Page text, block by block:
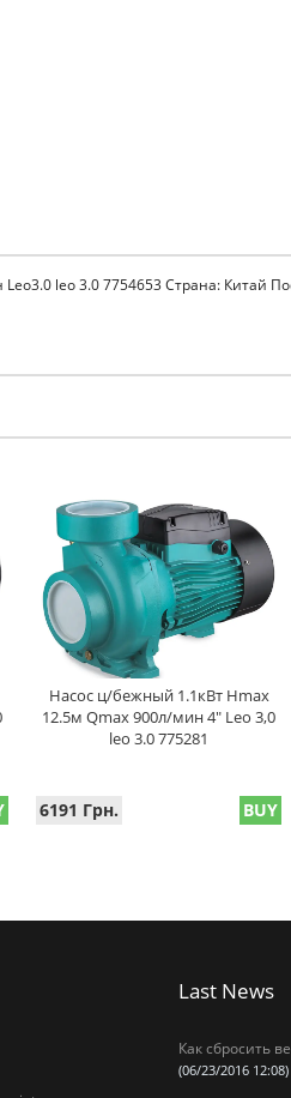
leo 3.0 7754653 Страна: Китай
Насос ц/бежный 1.1кВт Hmax
12.5м Qmax 900л/мин 4" Leo 3,0
leo 3.0 775281
6191 Грн. BUY
Last News
Как сбросить
(06/23/2016 12:08)